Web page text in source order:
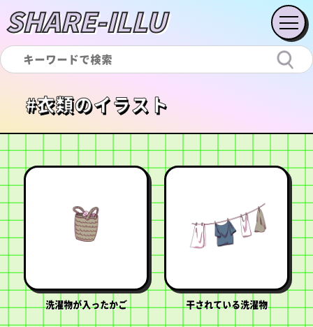
SHARE-ILLU
#衣類のイラスト
洗濯物が入ったかご 干されている洗濯物